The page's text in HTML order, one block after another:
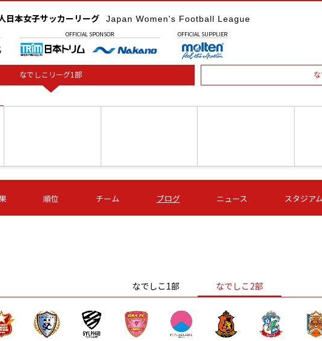
日本女子サッカーリーグ Japan Women's Football League
OFFICIAL SPONSOR OFFICIAL SUPPLIER
なでしこリーグ1部
第16節 09/05 (土) 15:00
石人の星
-
第16節 09/05 (土) 16:00
ＡＧＦ
-
いちご
-
第
順位 チーム ブログ ニュース スタジアム
なでしこ1部 なでしこ2部